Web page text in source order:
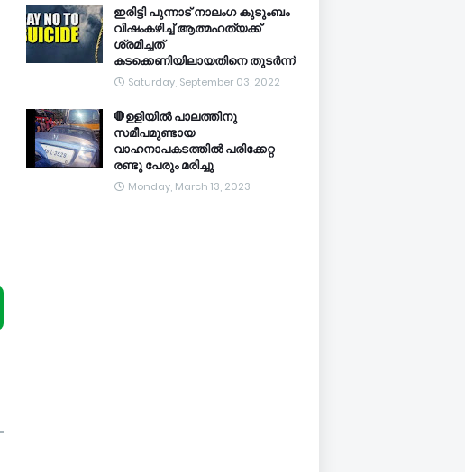
ഇരിട്ടി പുന്നാട് നാലംഗ കുടുംബം
വിഷംകഴിച്ച്‌ ആത്മഹത്യക്ക്
ശ്രമിച്ചത്
കടക്കെണിയിലായതിനെ തുടർന്ന്
Saturday, September 03, 2022
🛑ഉളിയിൽ പാലത്തിനു
സമീപമുണ്ടായ
വാഹനാപകടത്തിൽ പരിക്കേറ്റ
രണ്ടു പേരും മരിച്ചു
Monday, March 13, 2023